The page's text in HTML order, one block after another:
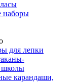
наборы
для лепки
школы
карандаши,